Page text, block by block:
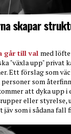
skapar
går till val med
"växla upp" privat
Ett förslag som
som
att dyka upp i
eller styrelse,
jäv som i sådana fall